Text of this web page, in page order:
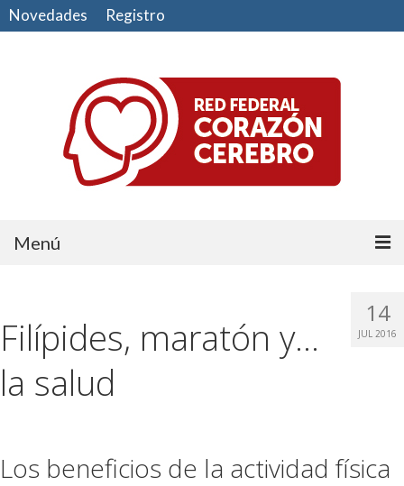
Novedades Registro
Menú
CUIDE SU CORAZÓN
CUIDE SU CEREBRO
Institucional
14
JUL 2016
Filípides, maratón y…
la salud
Los beneficios de la actividad física